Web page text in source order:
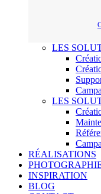
LES
LES
RÉALISATIONS
INSPIRATION
BLOG